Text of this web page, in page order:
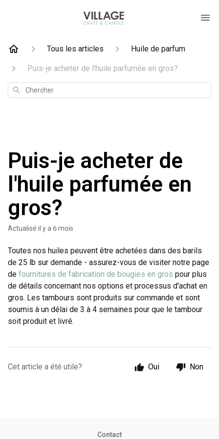
Tous les articles Huile de parfum
Puis-je acheter de l'huile parfumée en gros?
Chercher
Puis-je acheter de
l'huile parfumée en
gros?
Actualisé il y a 6 mois
Toutes nos huiles peuvent être achetées dans des barils
de 25 lb sur demande - assurez-vous de visiter notre page
de fournitures de fabrication de bougies en gros pour plus
de détails concernant nos options et processus d'achat en
gros. Les tambours sont produits sur commande et sont
soumis à un délai de 3 à 4 semaines pour que le tambour
soit produit et livré.
Cet article a été utile? Oui Non
Contact